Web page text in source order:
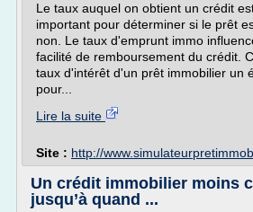
Le taux auquel on obtient un crédit
important pour déterminer si le prêt
non. Le taux d'emprunt immo
facilité de remboursement du crédit.
taux d'intérêt d'un prêt immobilier un
pour...
Lire la suite
Site : http://
Un crédit immobilier moins
jusqu’à quand ...